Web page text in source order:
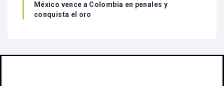
México vence a Colombia en penales y
conquista el oro